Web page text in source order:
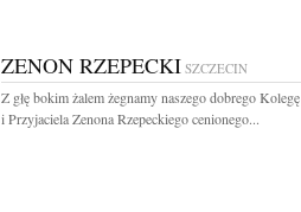
ZENON RZEPECKI SZCZECIN
Z głę bokim żalem żegnamy naszego dobrego Kolegę
i Przyjaciela Zenona Rzepeckiego cenionego...